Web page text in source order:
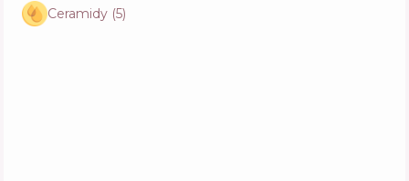
Ceramidy (5)